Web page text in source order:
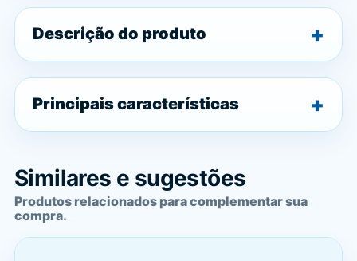
Descrição do produto
Principais características
Similares e sugestões
Produtos relacionados para complementar sua
compra.